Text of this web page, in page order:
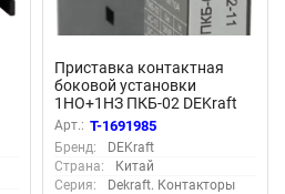
Приставка контактная
боковой установки
1НО+1НЗ ПКБ-02 DEKraft
22178DEK
Арт.: T-1691985
Бренд:
DEKraft
Страна:
Китай
Серия:
Dekraft. Контакторы